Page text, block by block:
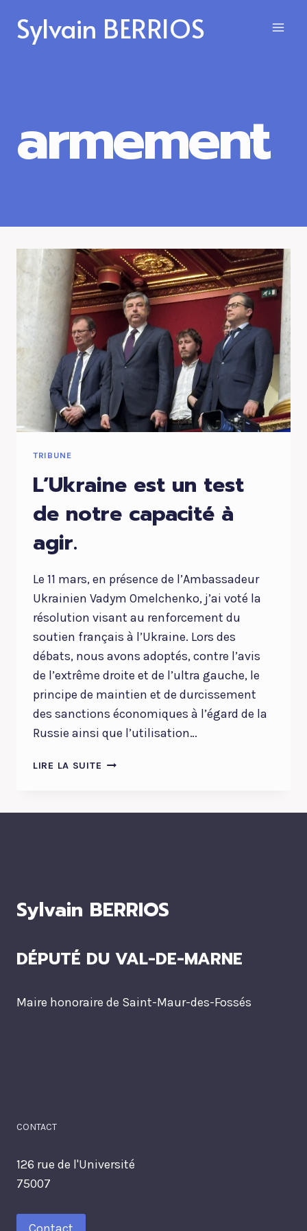
contenu
Sylvain BERRIOS
armement
TRIBUNE
L’Ukraine est un test
de notre capacité à
agir.
Le 11 mars, en présence de l’Ambassadeur
Ukrainien Vadym Omelchenko, j’ai voté la
résolution visant au renforcement du
soutien français à l’Ukraine. Lors des
débats, nous avons adoptés, contre l’avis
de l’extrême droite et de l’ultra gauche, le
principe de maintien et de durcissement
des sanctions économiques à l’égard de la
Russie ainsi que l’utilisation…
LIRE LA SUITE L’UKRAINE
Sylvain BERRIOS
DÉPUTÉ DU VAL-DE-MARNE
Maire honoraire de Saint-Maur-des-Fossés
CONTACT
126 rue de l'Université
75007